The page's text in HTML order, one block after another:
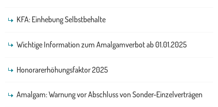
KFA: Einhebung Selbstbehalte
Wichtige Information zum Amalgamverbot ab 01.01.2025
Honorarerhöhungsfaktor 2025
Amalgam: Warnung vor Abschluss von Sonder-Einzelverträgen